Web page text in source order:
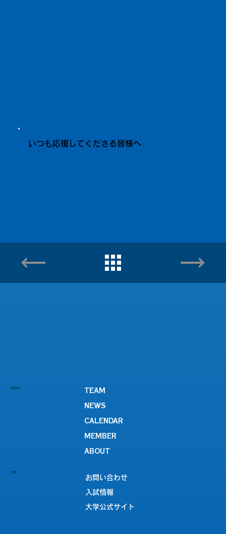
いつも応援してくださる皆様へ
MENU
TEAM
NEWS
CALENDAR
MEMBER
ABOUT
LINK
お問い合わせ
入試情報
大学公式サイト